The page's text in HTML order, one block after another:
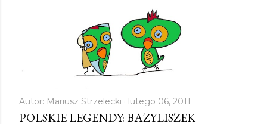
Autor: Mariusz Strzelecki lutego 06, 2011
POLSKIE LEGENDY: BAZYLISZEK